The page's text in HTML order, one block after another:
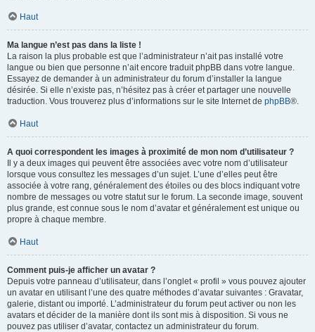
Haut
Ma langue n’est pas dans la liste !
La raison la plus probable est que l’administrateur n’ait pas installé votre
langue ou bien que personne n’ait encore traduit phpBB dans votre langue.
Essayez de demander à un administrateur du forum d’installer la langue
désirée. Si elle n’existe pas, n’hésitez pas à créer et partager une nouvelle
traduction. Vous trouverez plus d’informations sur le site Internet de phpBB®.
Haut
A quoi correspondent les images à proximité de mon nom d’utilisateur ?
Il y a deux images qui peuvent être associées avec votre nom d’utilisateur
lorsque vous consultez les messages d’un sujet. L’une d’elles peut être
associée à votre rang, généralement des étoiles ou des blocs indiquant votre
nombre de messages ou votre statut sur le forum. La seconde image, souvent
plus grande, est connue sous le nom d’avatar et généralement est unique ou
propre à chaque membre.
Haut
Comment puis-je afficher un avatar ?
Depuis votre panneau d’utilisateur, dans l’onglet « profil » vous pouvez ajouter
un avatar en utilisant l’une des quatre méthodes d’avatar suivantes : Gravatar,
galerie, distant ou importé. L’administrateur du forum peut activer ou non les
avatars et décider de la manière dont ils sont mis à disposition. Si vous ne
pouvez pas utiliser d’avatar, contactez un administrateur du forum.